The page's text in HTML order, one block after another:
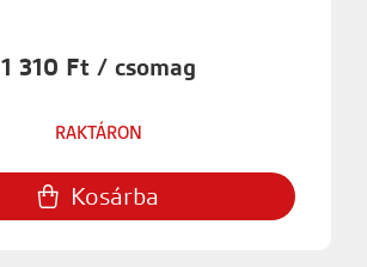
1 310 Ft / csomag
RAKTÁRON
Kosárba